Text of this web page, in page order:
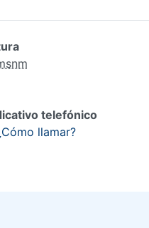
telefónico
llamar?